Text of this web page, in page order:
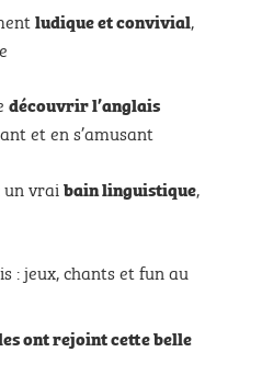
ludique et convivial,
découvrir l’anglais
et en s’amusant
un vraibain linguistique,
: jeux, chants et fun au
ont rejoint cette belle